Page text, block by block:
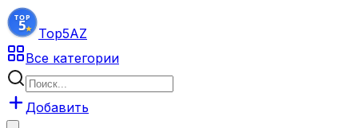
Top5AZ
Все категории
Добавить